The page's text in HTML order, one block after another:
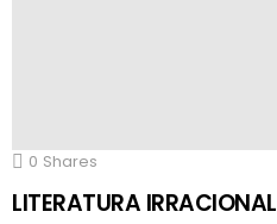
0 Shares
LITERATURA IRRACIONAL